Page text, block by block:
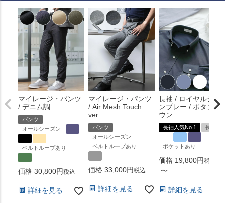
マイレージ・パンツ
/ デニム調
パンツ
オールシーズン
ベルトループあり
価格 30,800 税込
詳細を見る
マイレージ・パンツ
/ Air Mesh Touch
ver.
パンツ
オールシーズン
ベルトループあり
価格 33,000 税込
詳細を見る
長袖 / ロイヤルシャ
ンブレー / ボタンダ
ウン
長袖人気No.1 長袖
ポケットあり
価格 19,800 税込
〜
詳細を見る